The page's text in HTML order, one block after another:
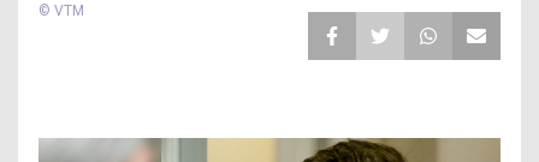
© VTM